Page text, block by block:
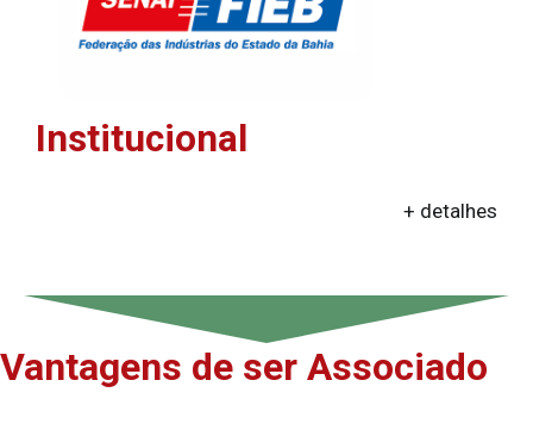
Institucional
+ detalhes
Vantagens de ser Associado